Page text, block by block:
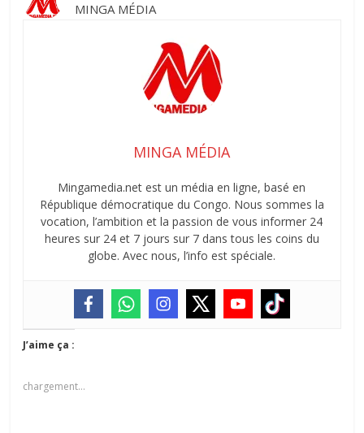
MINGA MÉDIA
MINGA MÉDIA
Mingamedia.net est un média en ligne, basé en
République démocratique du Congo. Nous sommes la
vocation, l’ambition et la passion de vous informer 24
heures sur 24 et 7 jours sur 7 dans tous les coins du
globe. Avec nous, l’info est spéciale.
J’aime ça :
chargement…